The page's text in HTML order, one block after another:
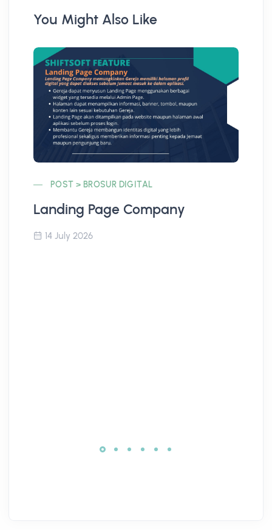
You Might Also Like
POST > BROSUR DIGITAL
Landing Page Company
14 July 2026